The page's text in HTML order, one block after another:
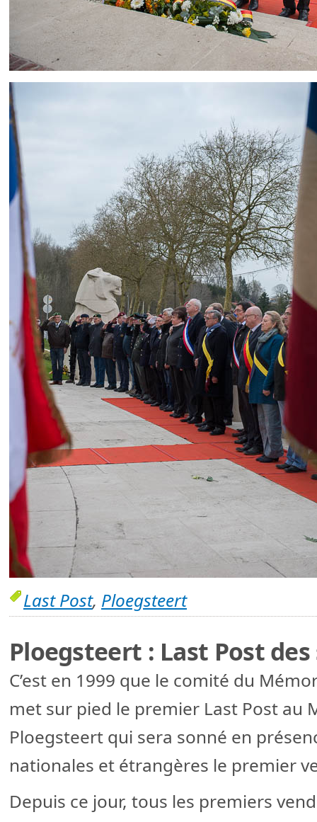
Last Post, Ploegsteert
Ploegsteert : Last Post
C’est en 1999 que le comité du
met sur pied le premier Last Post au
Ploegsteert qui sera sonné en
nationales et étrangères le premier
Depuis ce jour, tous les premiers